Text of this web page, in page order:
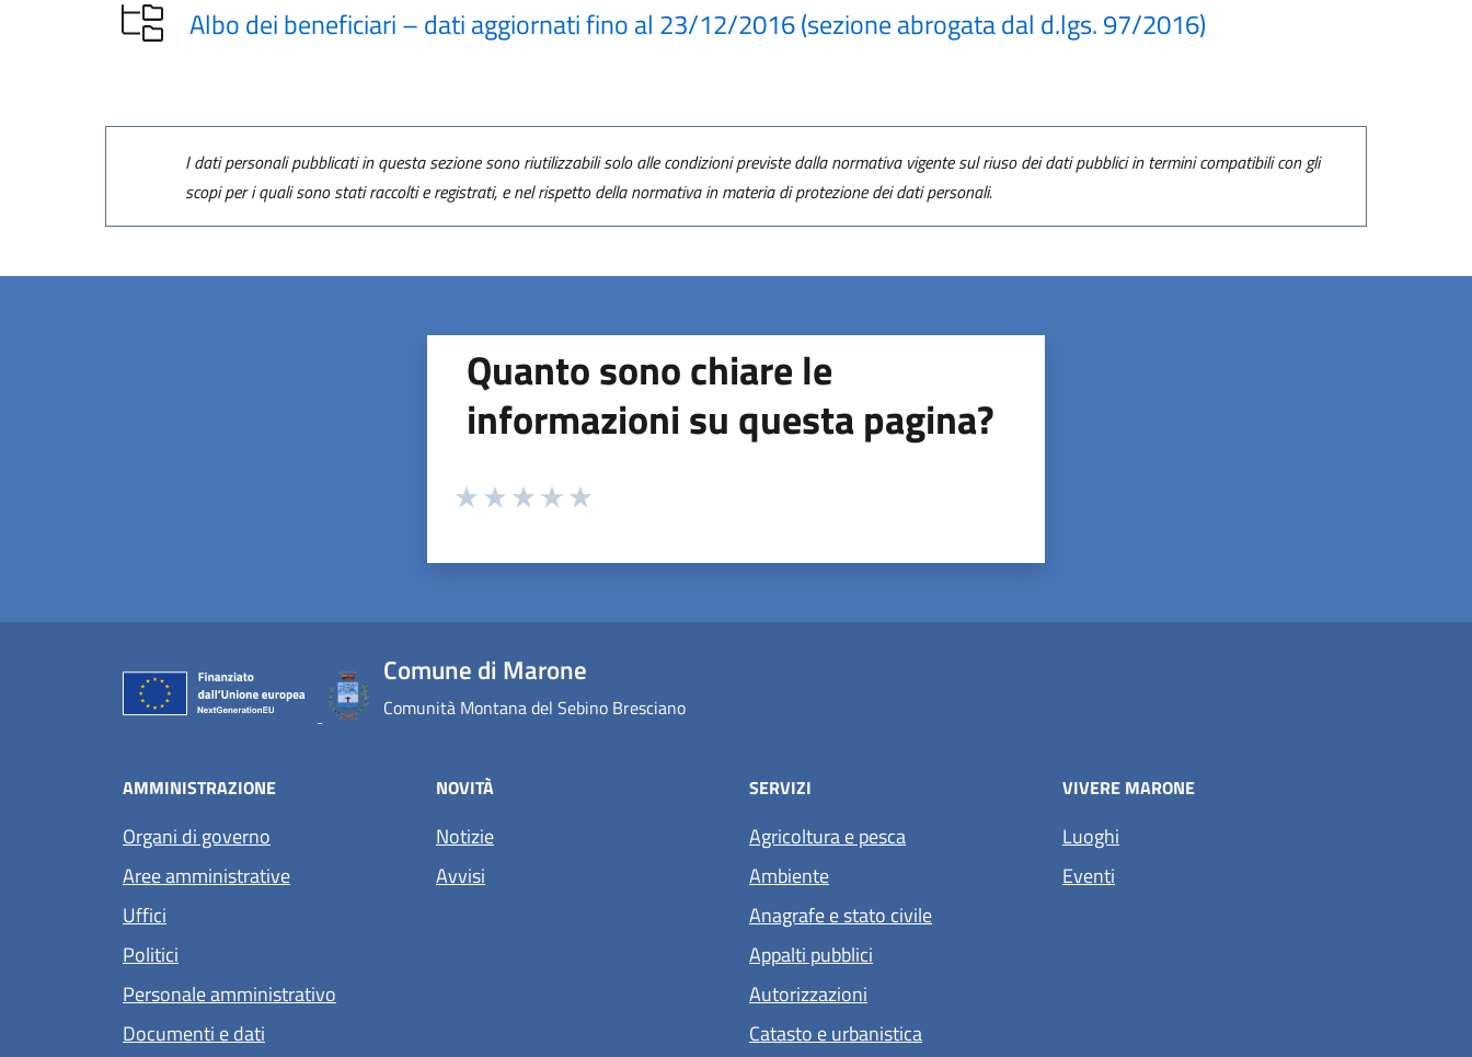
Albo dei beneficiari – dati aggiornati fino al 23/12/2016 (sezione abrogata dal d.lgs. 97/2016)
I dati personali pubblicati in questa sezione sono riutilizzabili solo alle condizioni previste dalla normativa vigente sul riuso dei dati pubblici in termini compatibili con gli
scopi per i quali sono stati raccolti e registrati, e nel rispetto della normativa in materia di protezione dei dati personali.
Quanto sono chiare le
informazioni su questa pagina?
Valuta da 1 a 5 stelle la pagina
Comune di Marone
Comunità Montana del Sebino Bresciano
AMMINISTRAZIONE
Organi di governo
Aree amministrative
Uffici
Politici
Personale amministrativo
Documenti e dati
NOVITÀ
Notizie
Avvisi
SERVIZI
Agricoltura e pesca
Ambiente
Anagrafe e stato civile
Appalti pubblici
Autorizzazioni
Catasto e urbanistica
VIVERE MARONE
Luoghi
Eventi